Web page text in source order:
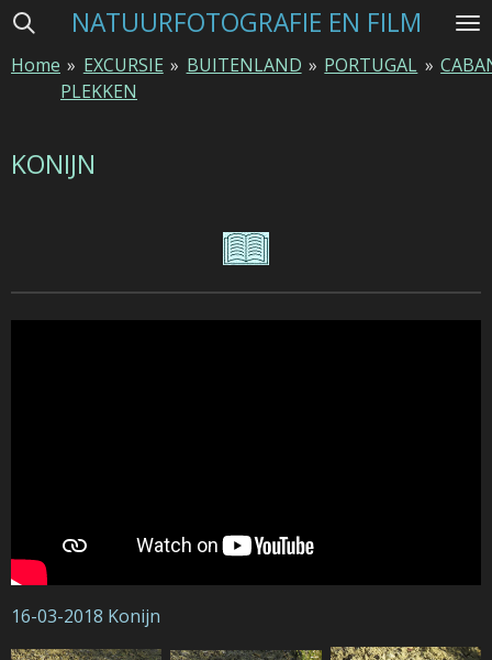
Ga
naar
NATUURFOTOGRAFIE EN FILM
Home » EXCURSIE
PLEKKEN
» BUITENLAND » PORTUGAL »
KONIJN
16-03-2018 Konijn